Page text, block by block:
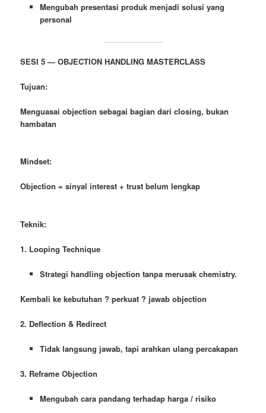
Mengubah presentasi produk menjadi solusi yang
personal
SESI 5 — OBJECTION HANDLING MASTERCLASS
Tujuan:
Menguasai objection sebagai bagian dari closing, bukan
hambatan
Mindset:
Objection = sinyal interest + trust belum lengkap
Teknik:
1. Looping Technique
Strategi handling objection tanpa merusak chemistry.
Kembali ke kebutuhan ? perkuat ? jawab objection
2. Deflection & Redirect
Tidak langsung jawab, tapi arahkan ulang percakapan
3. Reframe Objection
Mengubah cara pandang terhadap harga / risiko